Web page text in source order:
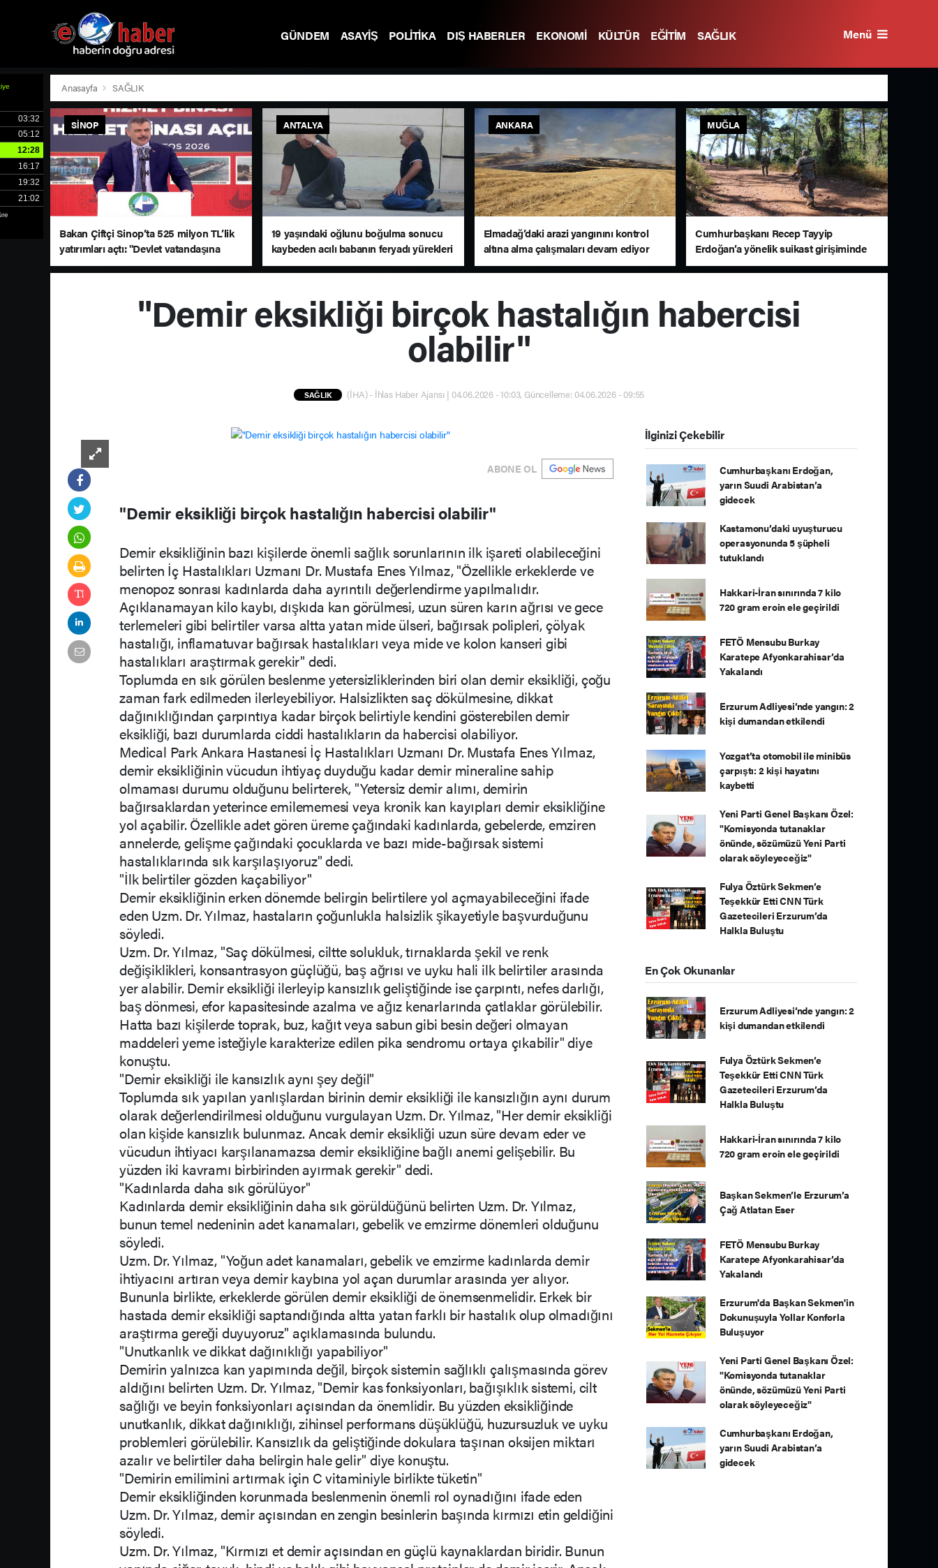
GÜNDEM ASAYİŞ POLİTİKA DIŞ HABERLER EKONOMİ KÜLTÜR EĞİTİM
SAĞLIK
Menü
Anasayfa SAĞLIK
SINOP
Bakan Çiftçi Sinop’ta 525 milyon TL’lik
yatırımları açtı: "Devlet vatandaşına
daha hızlı ulaşacak"
ANTALYA
19 yaşındaki oğlunu boğulma sonucu
kaybeden acılı babanın feryadı yürekleri
dağladı
ANKARA
Elmadağ’daki arazi yangınını kontrol
altına alma çalışmaları devam ediyor
MUĞLA
Cumhurbaşkanı Recep Tayyip
Erdoğan’a yönelik suikast girişiminde
bulunan ekipteki Burkay Karatepe;
"Demir eksikliği birçok hastalığın habercisi
olabilir"
SAĞLIK (İHA) - İhlas Haber Ajansı | 04.06.2026 - 10:03, Güncelleme: 04.06.2026 - 09:55
ABONE OL
"Demir eksikliği birçok hastalığın habercisi olabilir"
Demir eksikliğinin bazı kişilerde önemli sağlık sorunlarının ilk işareti olabileceğini
belirten İç Hastalıkları Uzmanı Dr. Mustafa Enes Yılmaz, "Özellikle erkeklerde ve
menopoz sonrası kadınlarda daha ayrıntılı değerlendirme yapılmalıdır.
Açıklanamayan kilo kaybı, dışkıda kan görülmesi, uzun süren karın ağrısı ve gece
terlemeleri gibi belirtiler varsa altta yatan mide ülseri, bağırsak polipleri, çölyak
hastalığı, inflamatuvar bağırsak hastalıkları veya mide ve kolon kanseri gibi
hastalıkları araştırmak gerekir" dedi.
Toplumda en sık görülen beslenme yetersizliklerinden biri olan demir eksikliği, çoğu
zaman fark edilmeden ilerleyebiliyor. Halsizlikten saç dökülmesine, dikkat
dağınıklığından çarpıntıya kadar birçok belirtiyle kendini gösterebilen demir
eksikliği, bazı durumlarda ciddi hastalıkların da habercisi olabiliyor.
Medical Park Ankara Hastanesi İç Hastalıkları Uzmanı Dr. Mustafa Enes Yılmaz,
demir eksikliğinin vücudun ihtiyaç duyduğu kadar demir mineraline sahip
olmaması durumu olduğunu belirterek, "Yetersiz demir alımı, demirin
bağırsaklardan yeterince emilememesi veya kronik kan kayıpları demir eksikliğine
yol açabilir. Özellikle adet gören üreme çağındaki kadınlarda, gebelerde, emziren
annelerde, gelişme çağındaki çocuklarda ve bazı mide-bağırsak sistemi
hastalıklarında sık karşılaşıyoruz" dedi.
"İlk belirtiler gözden kaçabiliyor"
Demir eksikliğinin erken dönemde belirgin belirtilere yol açmayabileceğini ifade
eden Uzm. Dr. Yılmaz, hastaların çoğunlukla halsizlik şikayetiyle başvurduğunu
söyledi.
Uzm. Dr. Yılmaz, "Saç dökülmesi, ciltte solukluk, tırnaklarda şekil ve renk
değişiklikleri, konsantrasyon güçlüğü, baş ağrısı ve uyku hali ilk belirtiler arasında
yer alabilir. Demir eksikliği ilerleyip kansızlık geliştiğinde ise çarpıntı, nefes darlığı,
baş dönmesi, efor kapasitesinde azalma ve ağız kenarlarında çatlaklar görülebilir.
Hatta bazı kişilerde toprak, buz, kağıt veya sabun gibi besin değeri olmayan
maddeleri yeme isteğiyle karakterize edilen pika sendromu ortaya çıkabilir" diye
konuştu.
"Demir eksikliği ile kansızlık aynı şey değil"
Toplumda sık yapılan yanlışlardan birinin demir eksikliği ile kansızlığın aynı durum
olarak değerlendirilmesi olduğunu vurgulayan Uzm. Dr. Yılmaz, "Her demir eksikliği
olan kişide kansızlık bulunmaz. Ancak demir eksikliği uzun süre devam eder ve
vücudun ihtiyacı karşılanamazsa demir eksikliğine bağlı anemi gelişebilir. Bu
yüzden iki kavramı birbirinden ayırmak gerekir" dedi.
"Kadınlarda daha sık görülüyor"
Kadınlarda demir eksikliğinin daha sık görüldüğünü belirten Uzm. Dr. Yılmaz,
bunun temel nedeninin adet kanamaları, gebelik ve emzirme dönemleri olduğunu
söyledi.
Uzm. Dr. Yılmaz, "Yoğun adet kanamaları, gebelik ve emzirme kadınlarda demir
ihtiyacını artıran veya demir kaybına yol açan durumlar arasında yer alıyor.
Bununla birlikte, erkeklerde görülen demir eksikliği de önemsenmelidir. Erkek bir
hastada demir eksikliği saptandığında altta yatan farklı bir hastalık olup olmadığını
araştırma gereği duyuyoruz" açıklamasında bulundu.
"Unutkanlık ve dikkat dağınıklığı yapabiliyor"
Demirin yalnızca kan yapımında değil, birçok sistemin sağlıklı çalışmasında görev
aldığını belirten Uzm. Dr. Yılmaz, "Demir kas fonksiyonları, bağışıklık sistemi, cilt
sağlığı ve beyin fonksiyonları açısından da önemlidir. Bu yüzden eksikliğinde
unutkanlık, dikkat dağınıklığı, zihinsel performans düşüklüğü, huzursuzluk ve uyku
problemleri görülebilir. Kansızlık da geliştiğinde dokulara taşınan oksijen miktarı
azalır ve belirtiler daha belirgin hale gelir" diye konuştu.
"Demirin emilimini artırmak için C vitaminiyle birlikte tüketin"
Demir eksikliğinden korunmada beslenmenin önemli rol oynadığını ifade eden
Uzm. Dr. Yılmaz, demir açısından en zengin besinlerin başında kırmızı etin geldiğini
söyledi.
Uzm. Dr. Yılmaz, "Kırmızı et demir açısından en güçlü kaynaklardan biridir. Bunun
İlginizi Çekebilir
Cumhurbaşkanı Erdoğan,
yarın Suudi Arabistan’a
gidecek
Kastamonu’daki uyuşturucu
operasyonunda 5 şüpheli
tutuklandı
Hakkari-İran sınırında 7 kilo
720 gram eroin ele geçirildi
FETÖ Mensubu Burkay
Karatepe Afyonkarahisar’da
Yakalandı
Erzurum Adliyesi’nde yangın: 2
kişi dumandan etkilendi
Yozgat’ta otomobil ile minibüs
çarpıştı: 2 kişi hayatını
kaybetti
Yeni Parti Genel Başkanı Özel:
"Komisyonda tutanaklar
önünde, sözümüzü Yeni Parti
olarak söyleyeceğiz"
Fulya Öztürk Sekmen’e
Teşekkür Etti CNN Türk
Gazetecileri Erzurum’da
Halkla Buluştu
En Çok Okunanlar
Erzurum Adliyesi’nde yangın: 2
kişi dumandan etkilendi
Fulya Öztürk Sekmen’e
Teşekkür Etti CNN Türk
Gazetecileri Erzurum’da
Halkla Buluştu
Hakkari-İran sınırında 7 kilo
720 gram eroin ele geçirildi
Başkan Sekmen’le Erzurum’a
Çağ Atlatan Eser
FETÖ Mensubu Burkay
Karatepe Afyonkarahisar’da
Yakalandı
Erzurum'da Başkan Sekmen'in
Dokunuşuyla Yollar Konforla
Buluşuyor
Yeni Parti Genel Başkanı Özel:
"Komisyonda tutanaklar
önünde, sözümüzü Yeni Parti
olarak söyleyeceğiz"
Cumhurbaşkanı Erdoğan,
yarın Suudi Arabistan’a
gidecek